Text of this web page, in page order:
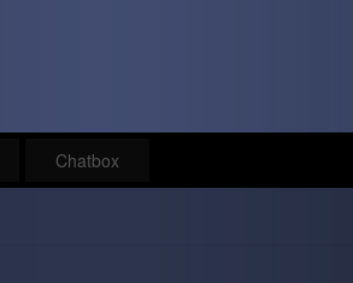
Chatbox